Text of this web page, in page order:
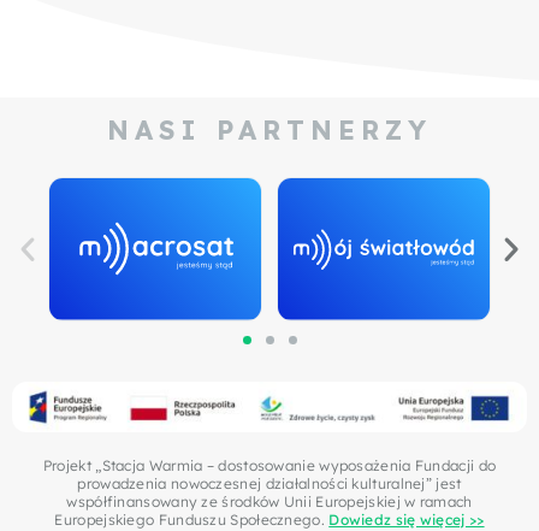
NASI PARTNERZY
Projekt „Stacja Warmia – dostosowanie wyposażenia Fundacji do
prowadzenia nowoczesnej działalności kulturalnej” jest
współfinansowany ze środków Unii Europejskiej w ramach
Europejskiego Funduszu Społecznego. Dowiedz się więcej >>